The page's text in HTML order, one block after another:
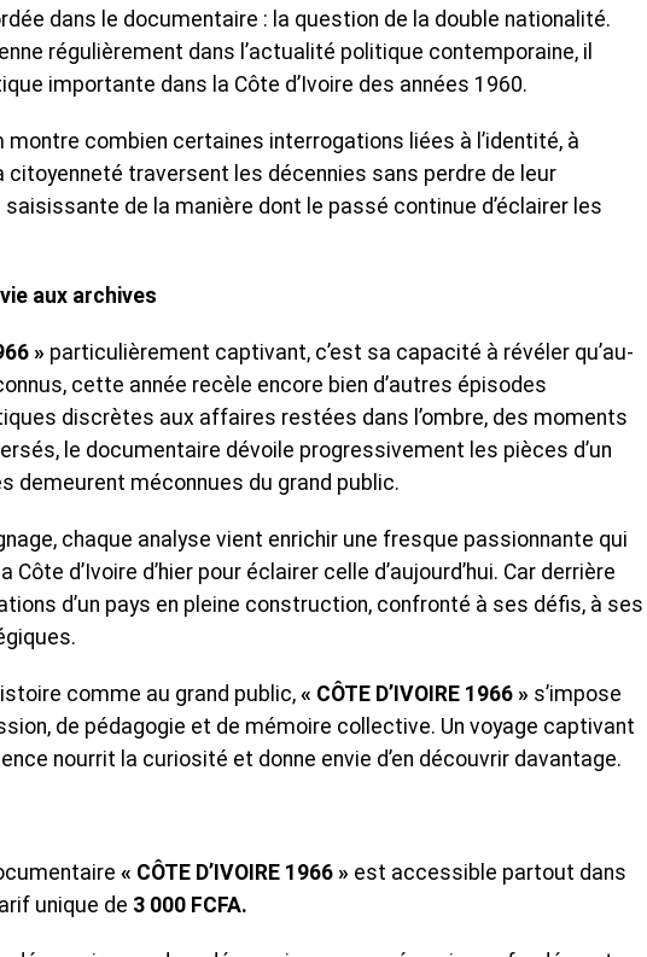
dans le documentaire : la question de la double nationalité.
régulièrement dans l’actualité politique contemporaine, il
importante dans la Côte d’Ivoire des années 1960.
combien certaines interrogations liées à l’identité, à
citoyenneté traversent les décennies sans perdre de leur
de la manière dont le passé continue d’éclairer les
aux archives
» particulièrement captivant, c’est sa capacité à révéler qu’au-
cette année recèle encore bien d’autres épisodes
discrètes aux affaires restées dans l’ombre, des moments
le documentaire dévoile progressivement les pièces d’un
demeurent méconnues du grand public.
chaque analyse vient enrichir une fresque passionnante qui
d’Ivoire d’hier pour éclairer celle d’aujourd’hui. Car derrière
d’un pays en pleine construction, confronté à ses défis, à ses
comme au grand public, « CÔTE D’IVOIRE 1966 » s’impose
de pédagogie et de mémoire collective. Un voyage captivant
nourrit la curiosité et donne envie d’en découvrir davantage.
« CÔTE D’IVOIRE 1966 » est accessible partout dans
unique de 3 000 FCFA.